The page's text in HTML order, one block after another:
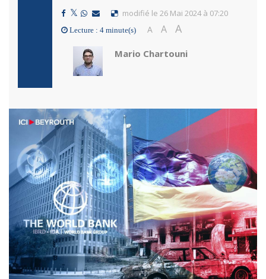
modifié le 26 Mai 2024 à 07:20
Lecture : 4 minute(s) A A A
Mario Chartouni